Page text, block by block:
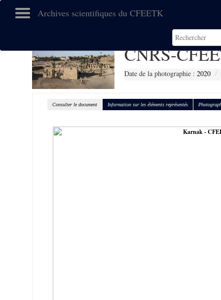
Archives scientifiques du CFEETK
CNRS-
Date de la photographie : 2020
Consulter le document Information sur les éléments représentés